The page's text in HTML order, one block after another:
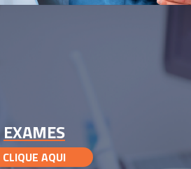
EXAMES
CLIQUE AQUI